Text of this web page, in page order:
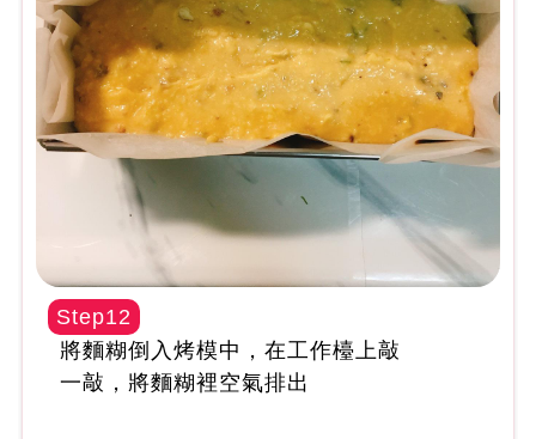
Step12
將麵糊倒入烤模中，在工作檯上敲
一敲，將麵糊裡空氣排出